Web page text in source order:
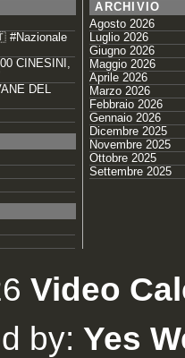
#Nazionale
CINESINI,
DEL
ARCHIVIO
Agosto 2026
Luglio 2026
Giugno 2026
Maggio 2026
Aprile 2026
Marzo 2026
Febbraio 2026
Gennaio 2026
Dicembre 2025
Novembre 2025
Ottobre 2025
Settembre 2025
Video
by: Yes